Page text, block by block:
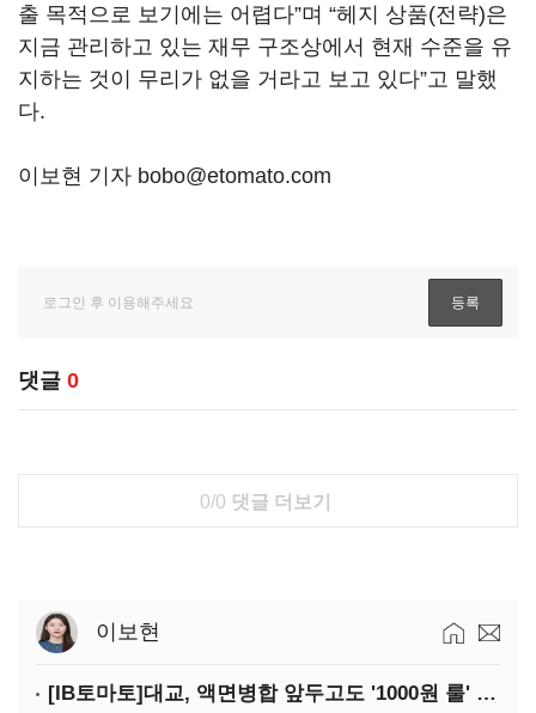
출 목적으로 보기에는 어렵다”며 “헤지 상품(전략)은
지금 관리하고 있는 재무 구조상에서 현재 수준을 유
지하는 것이 무리가 없을 거라고 보고 있다”고 말했
다.
이보현 기자 bobo@etomato.com
댓글 0
0/0 댓글 더보기
이보현
[IB토마토]대교, 액면병합 앞두고도 '1000원 룰' 경고장…상장유지 시험대